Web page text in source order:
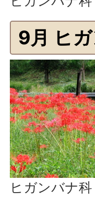
9月 ヒガ
ヒガンバナ科